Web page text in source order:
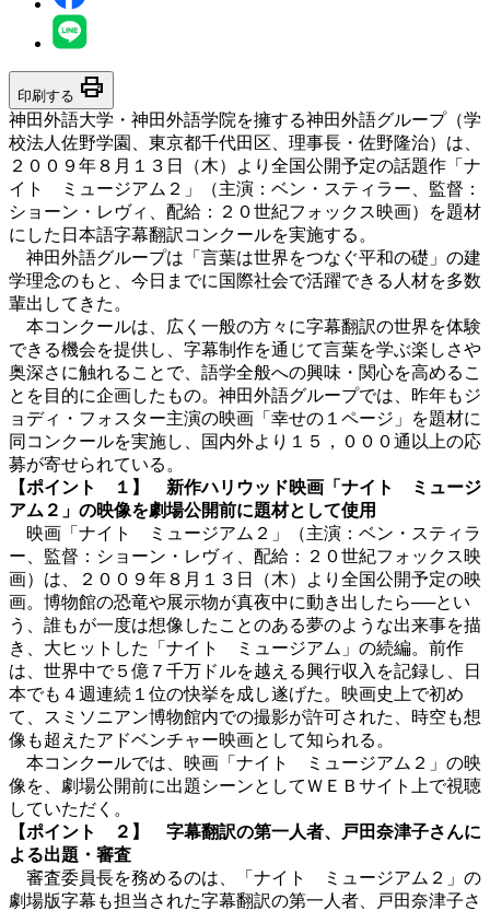
印刷する print
神田外語大学・神田外語学院を擁する神田外語グループ（学
校法人佐野学園、東京都千代田区、理事長・佐野隆治）は、
２００９年８月１３日（木）より全国公開予定の話題作「ナ
イト ミュージアム２」（主演：ベン・スティラー、監督：
ショーン・レヴィ、配給：２０世紀フォックス映画）を題材
にした日本語字幕翻訳コンクールを実施する。
神田外語グループは「言葉は世界をつなぐ平和の礎」の建
学理念のもと、今日までに国際社会で活躍できる人材を多数
輩出してきた。
本コンクールは、広く一般の方々に字幕翻訳の世界を体験
できる機会を提供し、字幕制作を通じて言葉を学ぶ楽しさや
奥深さに触れることで、語学全般への興味・関心を高めるこ
とを目的に企画したもの。神田外語グループでは、昨年もジ
ョディ・フォスター主演の映画「幸せの１ページ」を題材に
同コンクールを実施し、国内外より１５，０００通以上の応
募が寄せられている。
【ポイント １】 新作ハリウッド映画「ナイト ミュージ
アム２」の映像を劇場公開前に題材として使用
映画「ナイト ミュージアム２」（主演：ベン・スティラ
ー、監督：ショーン・レヴィ、配給：２０世紀フォックス映
画）は、２００９年８月１３日（木）より全国公開予定の映
画。博物館の恐竜や展示物が真夜中に動き出したら──とい
う、誰もが一度は想像したことのある夢のような出来事を描
き、大ヒットした「ナイト ミュージアム」の続編。前作
は、世界中で５億７千万ドルを越える興行収入を記録し、日
本でも４週連続１位の快挙を成し遂げた。映画史上で初め
て、スミソニアン博物館内での撮影が許可された、時空も想
像も超えたアドベンチャー映画として知られる。
本コンクールでは、映画「ナイト ミュージアム２」の映
像を、劇場公開前に出題シーンとしてＷＥＢサイト上で視聴
していただく。
【ポイント ２】 字幕翻訳の第一人者、戸田奈津子さんに
よる出題・審査
審査委員長を務めるのは、「ナイト ミュージアム２」の
劇場版字幕も担当された字幕翻訳の第一人者、戸田奈津子さ